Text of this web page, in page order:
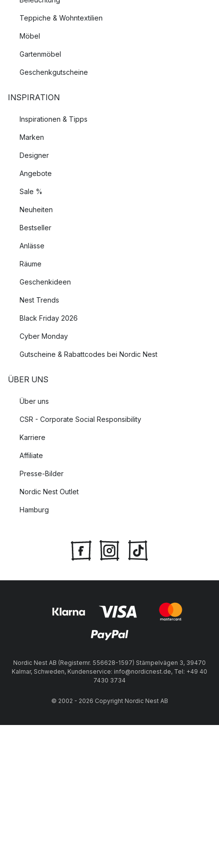
Teppiche & Wohntextilien
Möbel
Gartenmöbel
Geschenkgutscheine
INSPIRATION
Inspirationen & Tipps
Marken
Designer
Angebote
Sale %
Neuheiten
Bestseller
Anlässe
Räume
Geschenkideen
Nest Trends
Black Friday 2026
Cyber Monday
Gutscheine & Rabattcodes bei Nordic Nest
ÜBER UNS
Über uns
CSR - Corporate Social Responsibility
Karriere
Affiliate
Presse-Bilder
Nordic Nest Outlet
Hamburg
Nordic Nest AB (Registernr. 556628-1597) Stämpelvägen 3, 39470
Kalmar, Schweden, Kundenservice: info@nordicnest.de, Tel: +49 40
7430 3734
© 2002 - 2026 Copyright Nordic Nest AB